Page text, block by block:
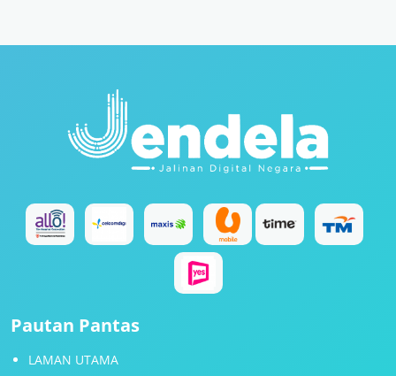
Pautan Pantas
LAMAN UTAMA